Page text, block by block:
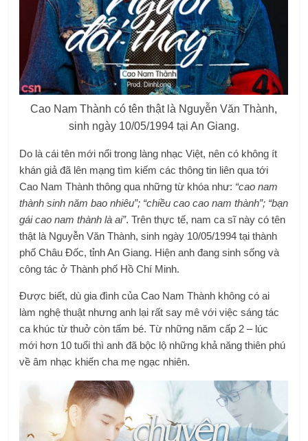
Cao Nam Thành có tên thật là Nguyễn Văn Thành,
sinh ngày 10/05/1994 tại An Giang.
Do là cái tên mới nổi trong làng nhạc Việt, nên có không ít
khán giả đã lên mạng tìm kiếm các thông tin liên qua tới
Cao Nam Thành thông qua những từ khóa như: “cao nam
thành sinh năm bao nhiêu”; “chiều cao cao nam thành”; “bạn
gái cao nam thành là ai”. Trên thực tế, nam ca sĩ này có tên
thật là Nguyễn Văn Thành, sinh ngày 10/05/1994 tại thành
phố Châu Đốc, tỉnh An Giang. Hiện anh đang sinh sống và
công tác ở Thành phố Hồ Chí Minh.
Được biết, dù gia đình của Cao Nam Thành không có ai
làm nghệ thuật nhưng anh lại rất say mê với việc sáng tác
ca khúc từ thuở còn tấm bé. Từ những năm cấp 2 – lúc
mới hơn 10 tuổi thì anh đã bộc lộ những khả năng thiên phú
về âm nhạc khiến cha mẹ ngạc nhiên.